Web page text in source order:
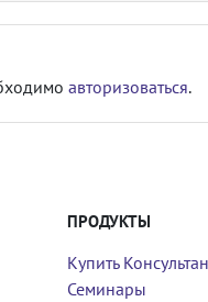
авторизоваться.
ПРОДУКТЫ
Купить
Семинары